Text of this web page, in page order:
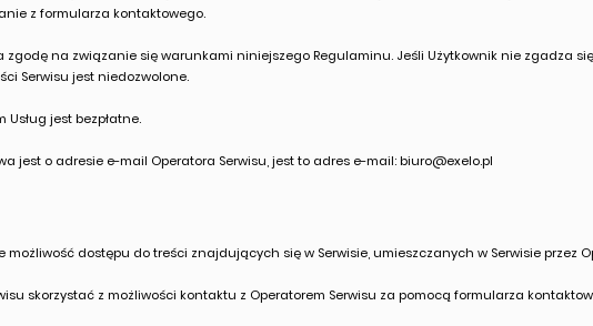
z formularza kontaktowego.
zgodę na związanie się warunkami niniejszego Regulaminu. Jeśli Użytkownik nie zgadza
Serwisu jest niedozwolone.
jest bezpłatne.
jest o adresie e-mail Operatora Serwisu, jest to adres e-mail:biuro@exelo.pl
dostępu do treści znajdujących się w Serwisie, umieszczanych w Serwisie przez
skorzystać z możliwości kontaktu z Operatorem Serwisu za pomocą formularza